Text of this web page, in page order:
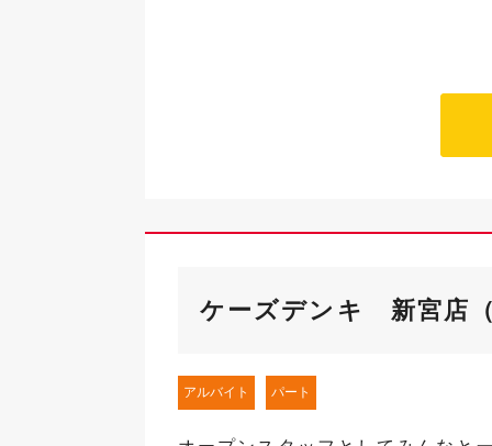
ケーズデンキ 新宮店（
アルバイト パート